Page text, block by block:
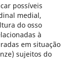
possíveis
medial,
do osso
à
em situação
sujeitos do